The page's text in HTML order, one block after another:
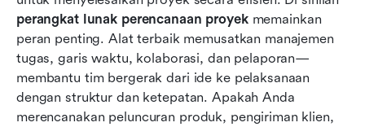
perangkat lunak perencanaan proyek memainkan
peran penting. Alat terbaik memusatkan manajemen
tugas, garis waktu, kolaborasi, dan pelaporan—
membantu tim bergerak dari ide ke pelaksanaan
dengan struktur dan ketepatan. Apakah Anda
merencanakan peluncuran produk, pengiriman klien,
teratas dibandingkan
Bagaimana Lark mengubah paket proyek
melampaui pelacakan tugas
Memilih perangkat lunak perencanaan proyek
yang tepat untuk tim Anda